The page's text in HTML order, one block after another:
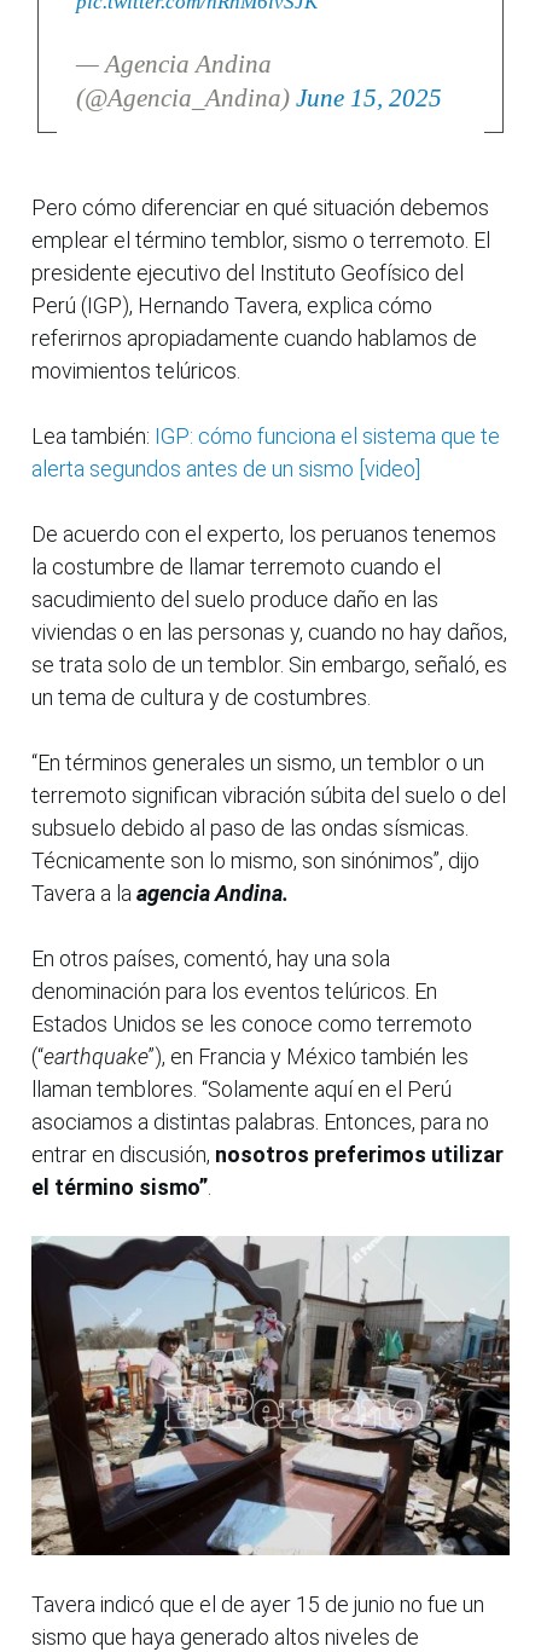
— Agencia Andina
(@Agencia_Andina) June 15, 2025
Pero cómo diferenciar en qué situación debemos
emplear el término temblor, sismo o terremoto. El
presidente ejecutivo del Instituto Geofísico del
Perú (IGP), Hernando Tavera, explica cómo
referirnos apropiadamente cuando hablamos de
movimientos telúricos.
Lea también: IGP: cómo funciona el sistema que te
alerta segundos antes de un sismo [video]
De acuerdo con el experto, los peruanos tenemos
la costumbre de llamar terremoto cuando el
sacudimiento del suelo produce daño en las
viviendas o en las personas y, cuando no hay daños,
se trata solo de un temblor. Sin embargo, señaló, es
un tema de cultura y de costumbres.
“En términos generales un sismo, un temblor o un
terremoto significan vibración súbita del suelo o del
subsuelo debido al paso de las ondas sísmicas.
Técnicamente son lo mismo, son sinónimos”, dijo
Tavera a laagencia Andina.
En otros países, comentó, hay una sola
denominación para los eventos telúricos. En
Estados Unidos se les conoce como terremoto
(“earthquake”), en Francia y México también les
llaman temblores. “Solamente aquí en el Perú
asociamos a distintas palabras. Entonces, para no
entrar en discusión, nosotros preferimos utilizar
el término sismo”.
Tavera indicó que el de ayer 15 de junio no fue un
sismo que haya generado altos niveles de